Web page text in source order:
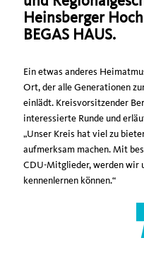
Heinsberger
BEGAS HAUS.
Ein etwas anderes
Ort, der alle Generationen
einlädt. Kreisvorsitzender
interessierte Runde und
Unser Kreis hat viel zu
aufmerksam machen. Mit
CDU-Mitglieder, werden wir
kennenlernen können.“